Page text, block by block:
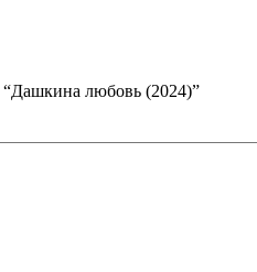
“Дашкина любовь (2024)”